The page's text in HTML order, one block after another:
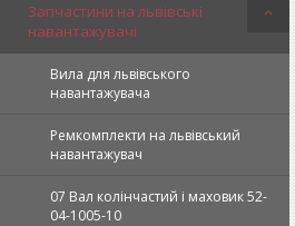
Запчастини на львівські
навантажувачі
Вила для львівського
навантажувача
Ремкомплекти на львівський
навантажувач
07 Вал колінчастий і маховик 52-
04-1005-10